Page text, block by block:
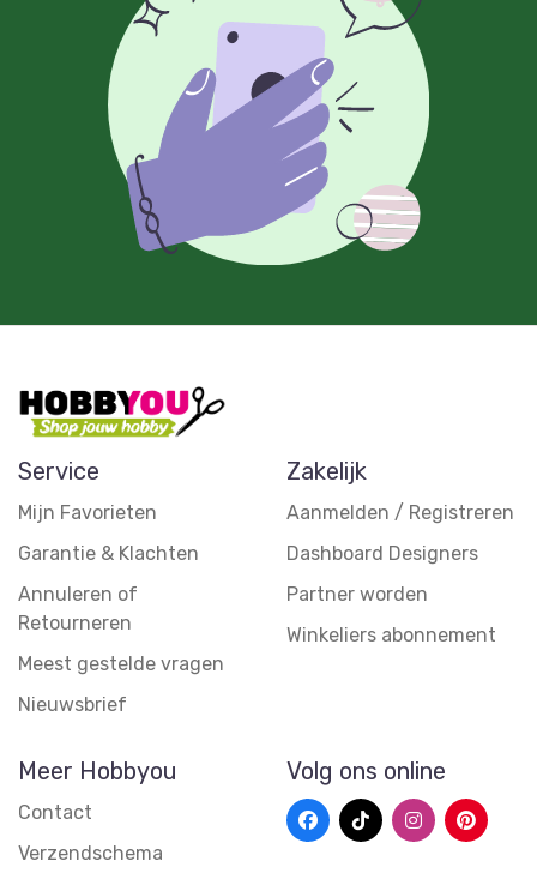
Service
Mijn Favorieten
Garantie & Klachten
Annuleren of
Retourneren
Meest gestelde vragen
Nieuwsbrief
Zakelijk
Aanmelden / Registreren
Dashboard Designers
Partner worden
Winkeliers abonnement
Meer Hobbyou
Contact
Verzendschema
Volg ons online